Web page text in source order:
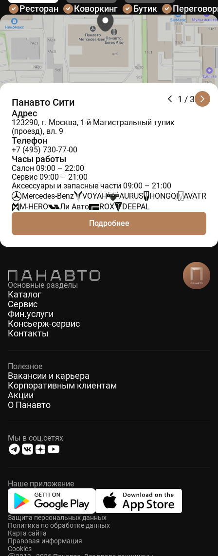
Ресторан
Коворкинг Бутик
1 / 3
Панавто Сити
Адрес
123290, г. Москва, 1-й Магистральный тупик
(проезд), вл. 9
Телефон
+7 (495) 730-77-00
Часы работы
Салон 09:00 – 22:00
Сервис 09:00 – 21:00
Аксессуары и запасные части 09:00 – 21:00
Mercedes-Benz
VOYAH AURUS HONGQI
AVATR
M-HERO
Ли Авто ROX
DEEPAL
Подробнее
Основные разделы
Каталог
Сервис
Фин.услуги
Консьерж-сервис
Контакты
Полезное
Вакансии и карьера
Корпоративным клиентам
Акции
О Панавто
Мы в соц.сетях
Наше приложение
Защита персональных данных
Политика по обработке данных
Карта сайта
Правовая информация
Cookies